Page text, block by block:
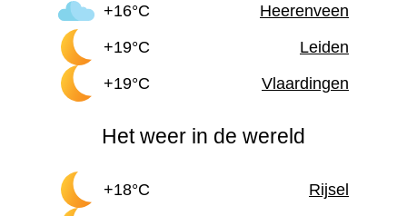
+16°C
Heerenveen
+19°C
Leiden
+19°C
Vlaardingen
Het weer in de wereld
+18°C Rijsel